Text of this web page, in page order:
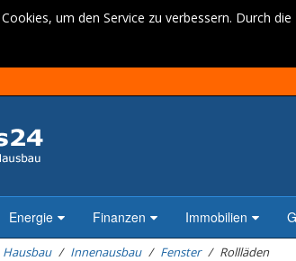
um den Service zu verbessern. Durch
Energie Finanzen Immobilien
Hausbau Innenausbau Fenster Rollläden